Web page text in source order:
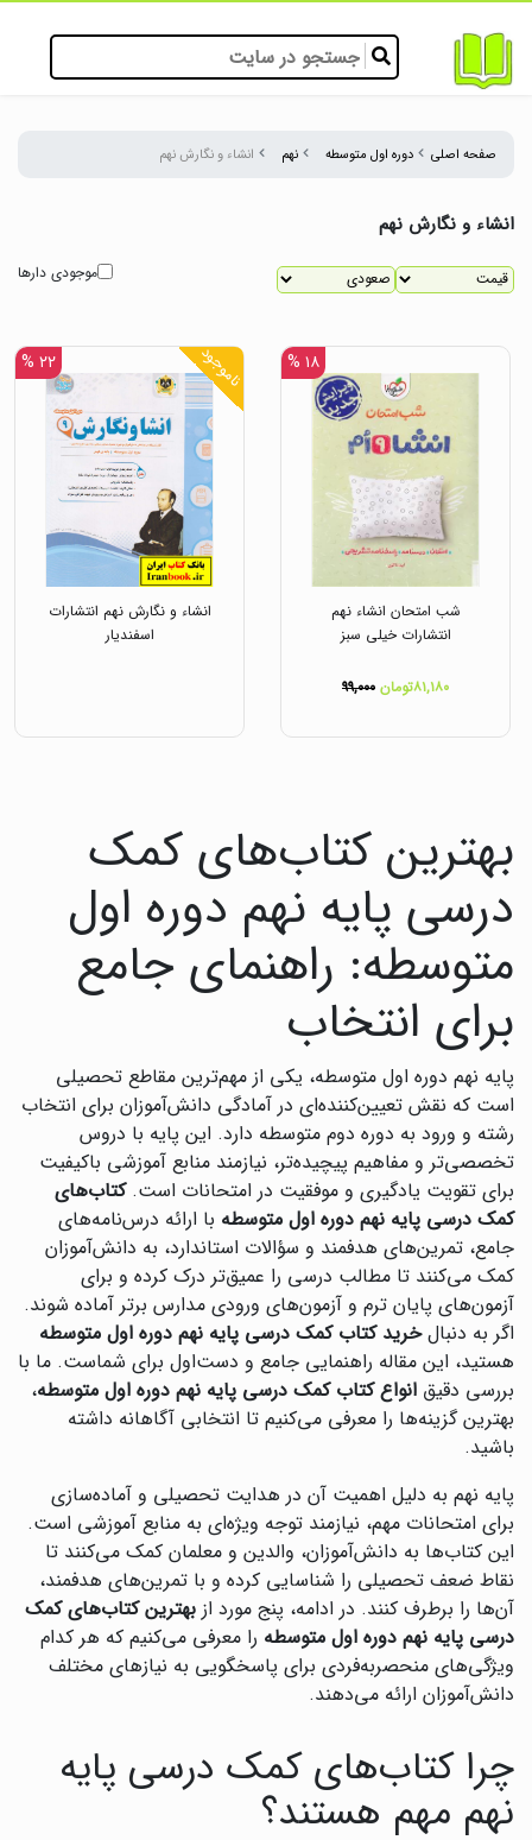
صفحه اصلی دوره اول متوسطه نهم انشاء و نگارش نهم
انشاء و نگارش نهم
موجودی دارها
۱۸ %
شب امتحان انشاء نهم
انتشارات خیلی سبز
۸۱,۱۸۰تومان ۹۹,۰۰۰
ناموجود ۲۲ %
انشاء و نگارش نهم انتشارات
اسفندیار
بهترین کتاب‌های کمک
درسی پایه نهم دوره اول
متوسطه: راهنمای جامع
برای انتخاب
پایه نهم دوره اول متوسطه، یکی از مهم‌ترین مقاطع تحصیلی
است که نقش تعیین‌کننده‌ای در آمادگی دانش‌آموزان برای انتخاب
رشته و ورود به دوره دوم متوسطه دارد. این پایه با دروس
تخصصی‌تر و مفاهیم پیچیده‌تر، نیازمند منابع آموزشی باکیفیت
برای تقویت یادگیری و موفقیت در امتحانات است.کتاب‌های
کمک درسی پایه نهم دوره اول متوسطه با ارائه درس‌نامه‌های
جامع، تمرین‌های هدفمند و سؤالات استاندارد، به دانش‌آموزان
کمک می‌کنند تا مطالب درسی را عمیق‌تر درک کرده و برای
آزمون‌های پایان ترم و آزمون‌های ورودی مدارس برتر آماده شوند.
اگر به دنبالخرید کتاب کمک درسی پایه نهم دوره اول متوسطه
هستید، این مقاله راهنمایی جامع و دست‌اول برای شماست. ما با
بررسی دقیق انواع کتاب کمک درسی پایه نهم دوره اول متوسطه،
بهترین گزینه‌ها را معرفی می‌کنیم تا انتخابی آگاهانه داشته
باشید.
پایه نهم به دلیل اهمیت آن در هدایت تحصیلی و آماده‌سازی
برای امتحانات مهم، نیازمند توجه ویژه‌ای به منابع آموزشی است.
این کتاب‌ها به دانش‌آموزان، والدین و معلمان کمک می‌کنند تا
نقاط ضعف تحصیلی را شناسایی کرده و با تمرین‌های هدفمند،
آن‌ها را برطرف کنند. در ادامه، پنج مورد از بهترین کتاب‌های کمک
درسی پایه نهم دوره اول متوسطه را معرفی می‌کنیم که هر کدام
ویژگی‌های منحصربه‌فردی برای پاسخگویی به نیازهای مختلف
دانش‌آموزان ارائه می‌دهند.
چرا کتاب‌های کمک درسی پایه
نهم مهم هستند؟